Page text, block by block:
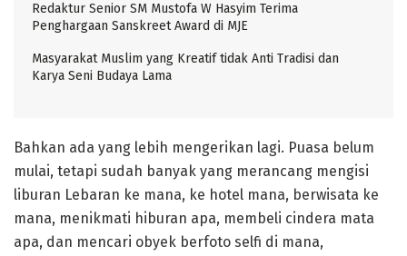
Redaktur Senior SM Mustofa W Hasyim Terima
Penghargaan Sanskreet Award di MJE
Masyarakat Muslim yang Kreatif tidak Anti Tradisi dan
Karya Seni Budaya Lama
Bahkan ada yang lebih mengerikan lagi. Puasa belum
mulai, tetapi sudah banyak yang merancang mengisi
liburan Lebaran ke mana, ke hotel mana, berwisata ke
mana, menikmati hiburan apa, membeli cindera mata
apa, dan mencari obyek berfoto selfi di mana,